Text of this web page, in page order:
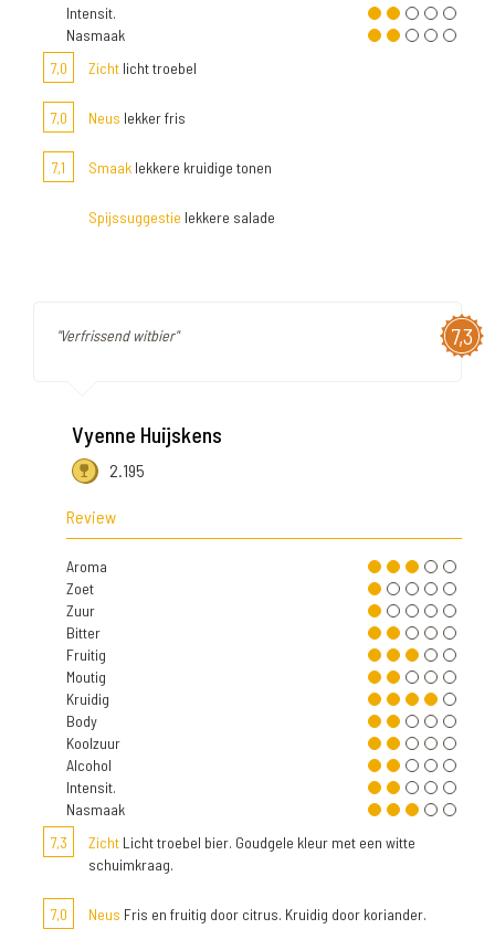
Intensit.
Nasmaak
7,0
Zicht licht troebel
7,0 Neus lekker fris
7,1 Smaak lekkere kruidige tonen
Spijssuggestie lekkere salade
7,3
"Verfrissend witbier"
Vyenne Huijskens
2.195
Review
Aroma
Zoet
Zuur
Bitter
Fruitig
Moutig
Kruidig
Body
Koolzuur
Alcohol
Intensit.
Nasmaak
7,3
Zicht Licht troebel bier. Goudgele kleur met een witte
schuimkraag.
7,0 Neus Fris en fruitig door citrus. Kruidig door koriander.